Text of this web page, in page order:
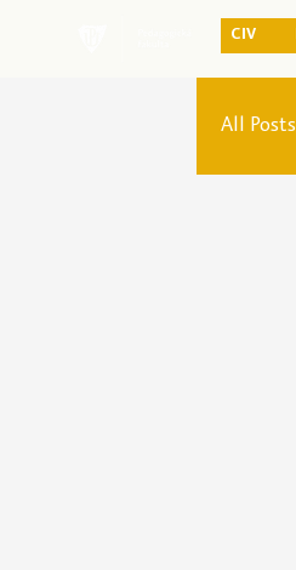
CIV
All Posts